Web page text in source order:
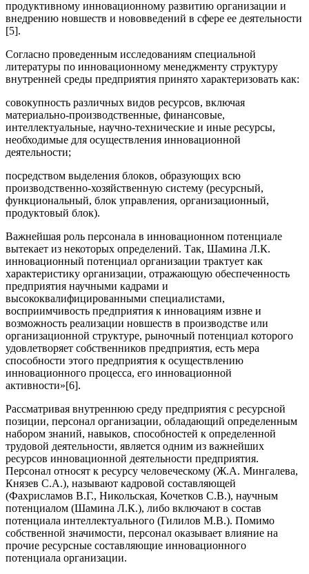
продуктивному инновационному развитию организации и
внедрению новшеств и нововведений в сфере ее деятельности
[5].
Согласно проведенным исследованиям специальной
литературы по инновационному менеджменту структуру
внутренней среды предприятия принято характеризовать как:
совокупность различных видов ресурсов, включая
материально-производственные, финансовые,
интеллектуальные, научно-технические и иные ресурсы,
необходимые для осуществления инновационной
деятельности;
посредством выделения блоков, образующих всю
производственно-хозяйственную систему (ресурсный,
функциональный, блок управления, организационный,
продуктовый блок).
Важнейшая роль персонала в инновационном потенциале
вытекает из некоторых определений. Так, Шамина Л.К.
инновационный потенциал организации трактует как
характеристику организации, отражающую обеспеченность
предприятия научными кадрами и
высококвалифицированными специалистами,
восприимчивость предприятия к инновациям извне и
возможность реализации новшеств в производстве или
организационной структуре, рыночный потенциал которого
удовлетворяет собственников предприятия, есть мера
способности этого предприятия к осуществлению
инновационного процесса, его инновационной
активности»[6].
Рассматривая внутреннюю среду предприятия с ресурсной
позиции, персонал организации, обладающий определенным
набором знаний, навыков, способностей к определенной
трудовой деятельности, является одним из важнейших
ресурсов инновационной деятельности предприятия.
Персонал относят к ресурсу человеческому (Ж.А. Мингалева,
Князев С.А.), называют кадровой составляющей
(Фахрисламов В.Г., Никольская, Кочетков С.В.), научным
потенциалом (Шамина Л.К.), либо включают в состав
потенциала интеллектуального (Гилилов М.В.). Помимо
собственной значимости, персонал оказывает влияние на
прочие ресурсные составляющие инновационного
потенциала организации.